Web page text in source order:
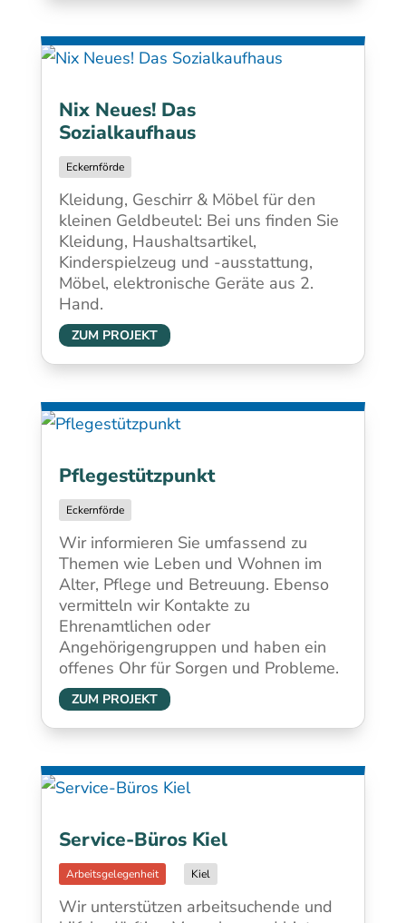
Nix Neues! Das
Sozialkaufhaus
Eckernförde
Kleidung, Geschirr & Möbel für den
kleinen Geldbeutel: Bei uns finden Sie
Kleidung, Haushaltsartikel,
Kinderspielzeug und -ausstattung,
Möbel, elektronische Geräte aus 2.
Hand.
ZUM PROJEKT
Pflegestützpunkt
Eckernförde
Wir informieren Sie umfassend zu
Themen wie Leben und Wohnen im
Alter, Pflege und Betreuung. Ebenso
vermitteln wir Kontakte zu
Ehrenamtlichen oder
Angehörigengruppen und haben ein
offenes Ohr für Sorgen und Probleme.
ZUM PROJEKT
Service-Büros Kiel
Kiel
Wir unterstützen arbeitsuchende und